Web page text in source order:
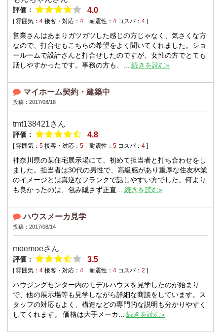
評価： 4.0
[ 雰囲気： 4 接客・対応： 4 耐震性： 4 コスパ： 4 ]
営業さんはあまりガツガツした感じの方じゃなく、気さくな方
なので、打合せもこちらの希望をよく聞いてくれました。ショ
ールームで設計さんと打合せしたのですが、女性の方でとても
話しやすかったです。事務の方も、... 続きを読む»
マイホーム契約・建築中
投稿：2017/08/18
tmt138421さん
評価： 4.8
[ 雰囲気： 5 接客・対応： 5 耐震性： 5 コスパ： 4 ]
神奈川県の某住宅展示場にて、初めて担当者と打ち合わせをし
ました。担当者は30代の男性で、高級感があり重厚な住友林業
のイメージとは真逆なフランクで話しやすい方でした。何より
も良かったのは、包み隠さず正直... 続きを読む»
ハウスメーカ見学
投稿：2017/08/14
moemoeさん
評価： 3.5
[ 雰囲気： 4 接客・対応： 4 耐震性： 4 コスパ： 2 ]
ハウジングセンター内のモデルハウスを見学したのが始まり
で、他の展示場等も見学しながら詳細な商談をしています。ス
タッフの対応もよく、構造などの専門的な説明も分かりやすく
してくれます。 価格は大手メーカ... 続きを読む»